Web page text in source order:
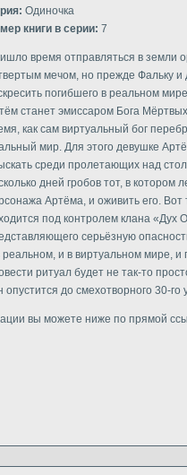
Одиночка
книги в серии: 7
время отправляться в земли
мечом, но прежде Фальку и
погибшего в реальном
станет эмиссаром Бога
как сам виртуальный бог
мир. Для этого девушке
среди пролетающих над
дней гробов тот, в котором
Артёма, и оживить его. Вот
под контролем клана «Дух
серьёзную
реальном, и в виртуальном мире, и
ритуал будет не так-то
до смехотворного 30-го
вы можете ниже по прямой